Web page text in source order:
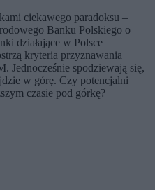
ciekawego paradoksu –
Banku Polskiego o
działające w Polsce
kryteria przyznawania
Jednocześnie spodziewają się,
w górę. Czy potencjalni
czasie pod górkę?